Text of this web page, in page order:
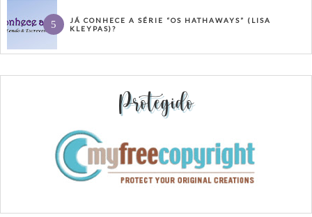
JÁ CONHECE A SÉRIE “OS HATHAWAYS” (LISA
KLEYPAS)?
Protegido